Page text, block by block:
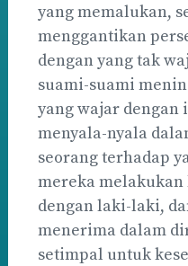
yang memalukan,
menggantikan
dengan yang tak
suami-suami
yang wajar dengan
menyala-nyala
seorang terhadap
mereka
dengan laki-laki,
menerima dalam
setimpal untuk